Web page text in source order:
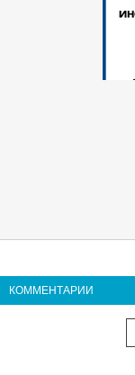
КОММЕНТАРИИ